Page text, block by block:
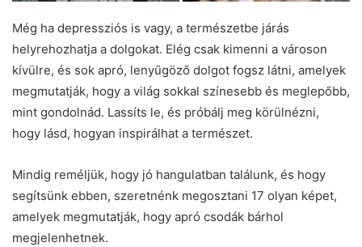
Még ha depressziós is vagy, a természetbe járás
helyrehozhatja a dolgokat. Elég csak kimenni a városon
kívülre, és sok apró, lenyűgöző dolgot fogsz látni, amelyek
megmutatják, hogy a világ sokkal színesebb és meglepőbb,
mint gondolnád. Lassíts le, és próbálj meg körülnézni,
hogy lásd, hogyan inspirálhat a természet.
Mindig reméljük, hogy jó hangulatban találunk, és hogy
segítsünk ebben, szeretnénk megosztani 17 olyan képet,
amelyek megmutatják, hogy apró csodák bárhol
megjelenhetnek.